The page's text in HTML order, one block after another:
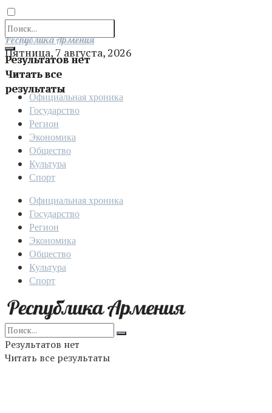
Результатов нет
Читать все
результаты
Отправить
Республика Армения
Пятница, 7 августа, 2026
Официальная хроника
Государство
Регион
Экономика
Общество
Культура
Спорт
Официальная хроника
Государство
Регион
Экономика
Общество
Культура
Спорт
Результатов нет
Читать все результаты